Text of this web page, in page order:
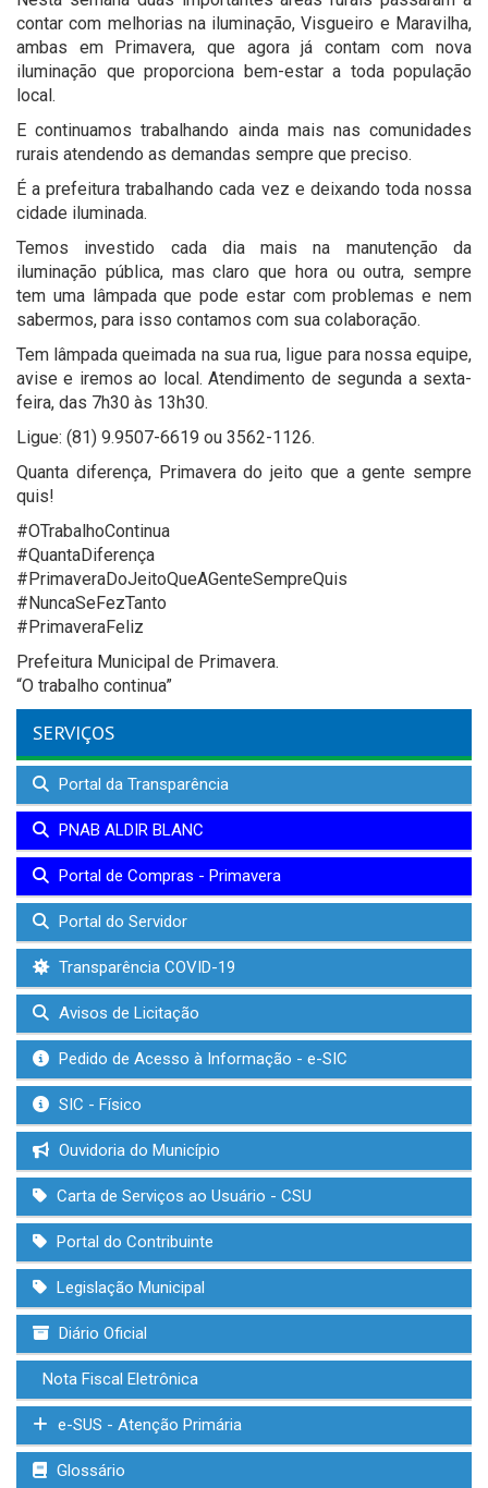
contar com melhorias na iluminação, Visgueiro e Maravilha,
ambas em Primavera, que agora já contam com nova
iluminação que proporciona bem-estar a toda população
local.
E continuamos trabalhando ainda mais nas comunidades
rurais atendendo as demandas sempre que preciso.
É a prefeitura trabalhando cada vez e deixando toda nossa
cidade iluminada.
Temos investido cada dia mais na manutenção da
iluminação pública, mas claro que hora ou outra, sempre
tem uma lâmpada que pode estar com problemas e nem
sabermos, para isso contamos com sua colaboração.
Tem lâmpada queimada na sua rua, ligue para nossa equipe,
avise e iremos ao local. Atendimento de segunda a sexta-
feira, das 7h30 às 13h30.
Ligue: (81) 9.9507-6619 ou 3562-1126.
Quanta diferença, Primavera do jeito que a gente sempre
quis!
#OTrabalhoContinua
#QuantaDiferença
#PrimaveraDoJeitoQueAGenteSempreQuis
#NuncaSeFezTanto
#PrimaveraFeliz
Prefeitura Municipal de Primavera.
“O trabalho continua”
SERVIÇOS
Portal da Transparência
PNAB ALDIR BLANC
Portal de Compras - Primavera
Portal do Servidor
Transparência COVID-19
Avisos de Licitação
Pedido de Acesso à Informação - e-SIC
SIC - Físico
Ouvidoria do Município
Carta de Serviços ao Usuário - CSU
Portal do Contribuinte
Legislação Municipal
Diário Oficial
Nota Fiscal Eletrônica
e-SUS - Atenção Primária
Glossário